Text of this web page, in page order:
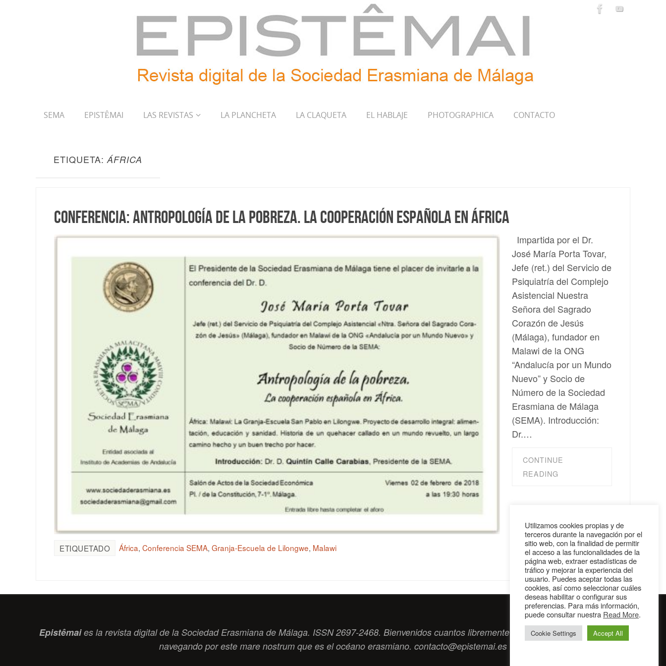
SEMA EPISTÊMAI LAS REVISTAS LA PLANCHETA LA CLAQUETA EL HABLAJE PHOTOGRAPHICA CONTACTO
ETIQUETA: ÁFRICA
Conferencia: Antropología de la pobreza. La cooperación española en África
Impartida por el Dr.
José María Porta Tovar,
Jefe (ret.) del Servicio de
Psiquiatría del Complejo
Asistencial Nuestra
Señora del Sagrado
Corazón de Jesús
(Málaga), fundador en
Malawi de la ONG
“Andalucía por un Mundo
Nuevo” y Socio de
Número de la Sociedad
Erasmiana de Málaga
(SEMA). Introducción:
Dr.…
CONTINUE
READING
ETIQUETADO África, Conferencia SEMA, Granja-Escuela de Lilongwe, Malawi
Epistêmaies la revista digital de la Sociedad Erasmiana de Málaga. ISSN 2697-2468. Bienvenidos cuantos libremente tengan algo que intercambiar
navegando por este mare nostrum que es el océano erasmiano. contacto@epistemai.es
Utilizamos cookies propias y de
terceros durante la navegación por el
sitio web, con la finalidad de permitir
el acceso a las funcionalidades de la
página web, extraer estadísticas de
tráfico y mejorar la experiencia del
usuario. Puedes aceptar todas las
cookies, así como seleccionar cuáles
deseas habilitar o configurar sus
preferencias. Para más información,
puede consultar nuestra Read More.
Cookie Settings Accept All